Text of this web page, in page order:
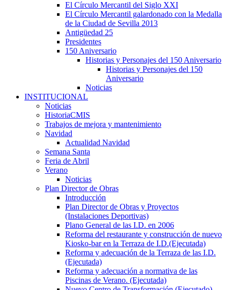
El Círculo Mercantil del Siglo XXI
El Círculo Mercantil galardonado con la Medalla
de la Ciudad de Sevilla 2013
Antigüedad 25
Presidentes
150 Aniversario
Historias y Personajes del 150 Aniversario
Historias y Personajes del 150
Aniversario
Noticias
INSTITUCIONAL
Noticias
HistoriaCMIS
Trabajos de mejora y mantenimiento
Navidad
Actualidad Navidad
Semana Santa
Feria de Abril
Verano
Noticias
Plan Director de Obras
Introducción
Plan Director de Obras y Proyectos
(Instalaciones Deportivas)
Plano General de las I.D. en 2006
Reforma del restaurante y construcción de nuevo
Kiosko-bar en la Terraza de I.D.(Ejecutada)
Reforma y adecuación de la Terraza de las I.D.
(Ejecutada)
Reforma y adecuación a normativa de las
Piscinas de Verano. (Ejecutada)